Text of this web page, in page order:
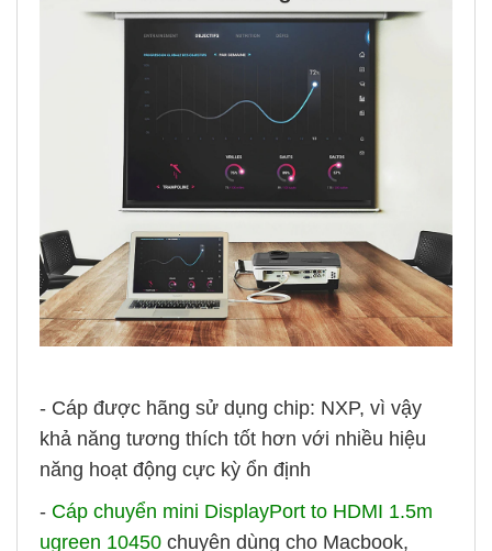
- Cáp được hãng sử dụng chip: NXP, vì vậy
khả năng tương thích tốt hơn với nhiều hiệu
năng hoạt động cực kỳ ổn định
- Cáp chuyển mini DisplayPort to HDMI 1.5m
ugreen 10450 chuyên dùng cho Macbook,